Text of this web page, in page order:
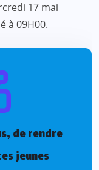
17 mai
à 09H00.
de rendre
jeunes